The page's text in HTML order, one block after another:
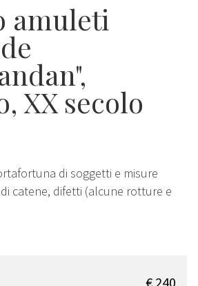
amuleti
,
XX secolo
di soggetti e misure
catene, difetti (alcune rotture e
€ 240